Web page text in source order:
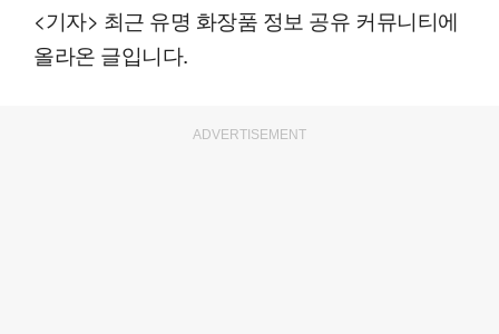
<기자> 최근 유명 화장품 정보 공유 커뮤니티에
올라온 글입니다.
ADVERTISEMENT